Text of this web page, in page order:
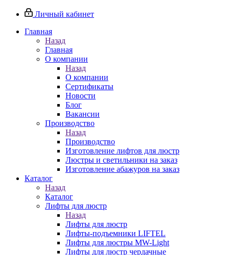
Личный кабинет
Главная
Назад
Главная
О компании
Назад
О компании
Сертификаты
Новости
Блог
Вакансии
Производство
Назад
Производство
Изготовление лифтов для люстр
Люстры и светильники на заказ
Изготовление абажуров на заказ
Каталог
Назад
Каталог
Лифты для люстр
Назад
Лифты для люстр
Лифты-подъемники LIFTEL
Лифты для люстры MW-Light
Лифты для люстр чердачные